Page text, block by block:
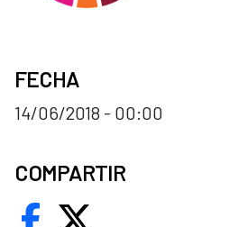
FECHA
14/06/2018 - 00:00
COMPARTIR